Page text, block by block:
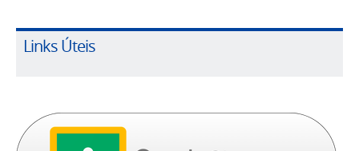
Links Úteis